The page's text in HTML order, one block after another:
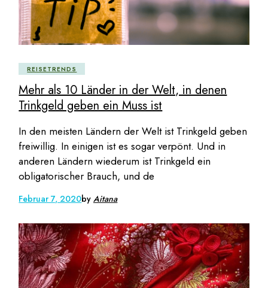
REISETRENDS
Mehr als 10 Länder in der Welt, in denen
Trinkgeld geben ein Muss ist
In den meisten Ländern der Welt ist Trinkgeld geben
freiwillig. In einigen ist es sogar verpönt. Und in
anderen Ländern wiederum ist Trinkgeld ein
obligatorischer Brauch, und de
Februar 7, 2020byAitana